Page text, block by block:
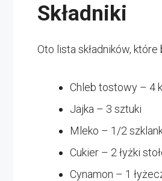
Składniki
Oto lista składników,
Chleb tostowy – 4
Jajka – 3 sztuki
Mleko – 1/2
Cukier – 2 łyżki
Cynamon – 1